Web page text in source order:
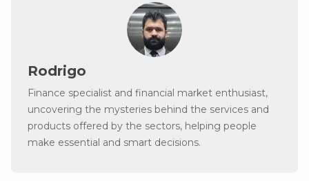
Rodrigo
Finance specialist and financial market enthusiast,
uncovering the mysteries behind the services and
products offered by the sectors, helping people
make essential and smart decisions.